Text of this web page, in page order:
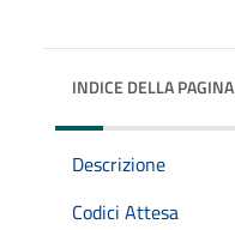
INDICE DELLA PAGINA
Descrizione
Codici Attesa